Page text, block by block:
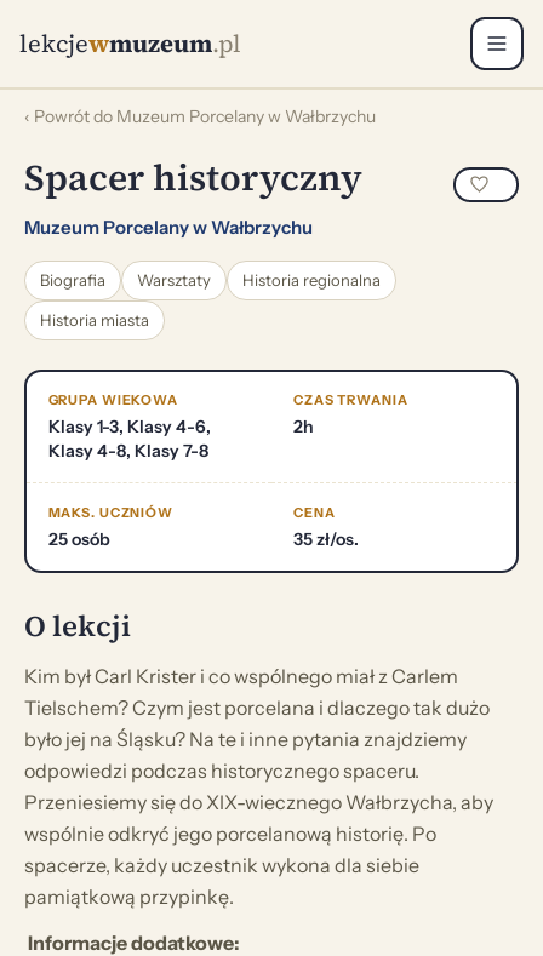
lekcjewmuzeum.pl
‹ Powrót do Muzeum Porcelany w Wałbrzychu
Spacer historyczny
Muzeum Porcelany w Wałbrzychu
Biografia Warsztaty Historia regionalna
Historia miasta
GRUPA WIEKOWA
Klasy 1-3, Klasy 4-6,
Klasy 4-8, Klasy 7-8
CZAS TRWANIA
2h
MAKS. UCZNIÓW
25 osób
CENA
35 zł/os.
O lekcji
Kim był Carl Krister i co wspólnego miał z Carlem
Tielschem? Czym jest porcelana i dlaczego tak dużo
było jej na Śląsku? Na te i inne pytania znajdziemy
odpowiedzi podczas historycznego spaceru.
Przeniesiemy się do XIX-wiecznego Wałbrzycha, aby
wspólnie odkryć jego porcelanową historię. Po
spacerze, każdy uczestnik wykona dla siebie
pamiątkową przypinkę.
Informacje dodatkowe: